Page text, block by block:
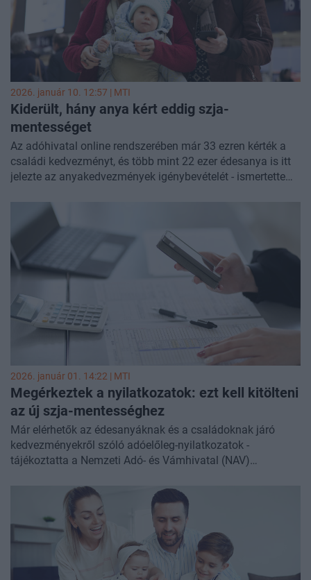
2026. január 10. 12:57 | MTI
Kiderült, hány anya kért eddig szja-
mentességet
Az adóhivatal online rendszerében már 33 ezren kérték a
családi kedvezményt, és több mint 22 ezer édesanya is itt
jelezte az anyakedvezmények igénybevételét - ismertette
(NAV), egyben felhívta a figyelmet arra, hogy nem érdemes
halogatni az adóelőleg-nyilatkozatot, hiszen az űrlapok pár
perc alatt kitölthetők.
2026. január 01. 14:22 | MTI
Megérkeztek a nyilatkozatok: ezt kell kitölteni
az új szja-mentességhez
Már elérhetők az édesanyáknak és a családoknak járó
kedvezményekről szóló adóelőleg-nyilatkozatok -
tájékoztatta a Nemzeti Adó- és Vámhivatal (NAV)